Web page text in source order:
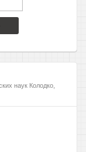
наук Колодко,